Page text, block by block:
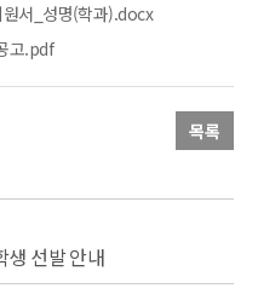
서_성명(학과).docx
고.pdf
목록
생 선발 안내